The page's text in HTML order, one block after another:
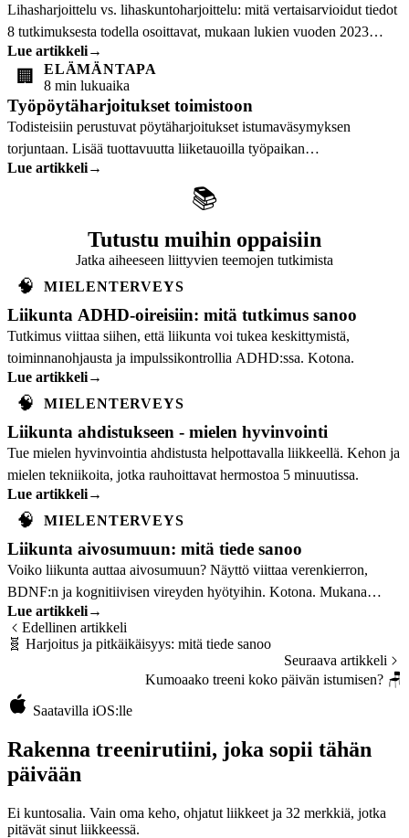
Lihasharjoittelu vs. lihaskuntoharjoittelu: mitä vertaisarvioidut tiedot
8 tutkimuksesta todella osoittavat, mukaan lukien vuoden 2023
yllättävä havainto…
Lue artikkeli→
🏢
ELÄMÄNTAPA
8 min lukuaika
Työpöytäharjoitukset toimistoon
Todisteisiin perustuvat pöytäharjoitukset istumaväsymyksen
torjuntaan. Lisää tuottavuutta liiketauoilla työpaikan
hyvinvointitutkimuksen tukemana.
Lue artikkeli→
📚
Tutustu muihin oppaisiin
Jatka aiheeseen liittyvien teemojen tutkimista
🧠 MIELENTERVEYS
Liikunta ADHD-oireisiin: mitä tutkimus sanoo
Tutkimus viittaa siihen, että liikunta voi tukea keskittymistä,
toiminnanohjausta ja impulssikontrollia ADHD:ssa. Kotona.
Lue artikkeli→
🧠 MIELENTERVEYS
Liikunta ahdistukseen - mielen hyvinvointi
Tue mielen hyvinvointia ahdistusta helpottavalla liikkeellä. Kehon ja
mielen tekniikoita, jotka rauhoittavat hermostoa 5 minuutissa.
Lue artikkeli→
🧠 MIELENTERVEYS
Liikunta aivosumuun: mitä tiede sanoo
Voiko liikunta auttaa aivosumuun? Näyttö viittaa verenkierron,
BDNF:n ja kognitiivisen vireyden hyötyihin. Kotona. Mukana
käytännön ohjeet kotitreeniin.
Lue artikkeli→
Edellinen artikkeli
🧬 Harjoitus ja pitkäikäisyys: mitä tiede sanoo
Seuraava artikkeli
Kumoaako treeni koko päivän istumisen? 🪑
Saatavilla iOS:lle
Rakenna treenirutiini, joka sopii tähän
päivään
Ei kuntosalia. Vain oma keho, ohjatut liikkeet ja 32 merkkiä, jotka
pitävät sinut liikkeessä.